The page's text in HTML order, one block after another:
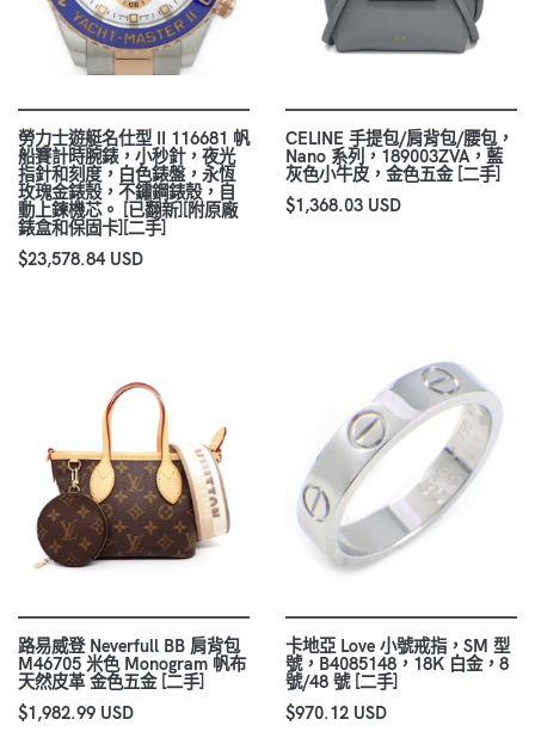
勞力士遊艇名仕型 II 116681 帆
船賽計時腕錶，小秒針，夜光
指針和刻度，白色錶盤，永恆
玫瑰金錶殼，不鏽鋼錶殼，自
動上鍊機芯。 [已翻新][附原廠
錶盒和保固卡][二手]
$23,578.84 USD
CELINE 手提包/肩背包/腰包，
Nano 系列，189003ZVA，藍
灰色小牛皮，金色五金 [二手]
$1,368.03 USD
路易威登 Neverfull BB 肩背包
M46705 米色 Monogram 帆布
天然皮革 金色五金 [二手]
$1,982.99 USD
卡地亞 Love 小號戒指，SM 型
號，B4085148，18K 白金，8
號/48 號 [二手]
$970.12 USD